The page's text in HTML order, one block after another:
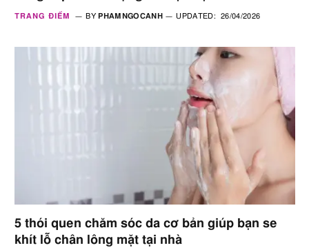
TRANG ĐIỂM BY PHAMNGOCANH UPDATED: 26/04/2026
5 thói quen chăm sóc da cơ bản giúp bạn se
khít lỗ chân lông mặt tại nhà